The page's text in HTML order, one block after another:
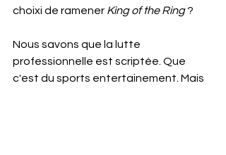
choixi de ramener King of the Ring ?
Nous savons que la lutte
professionnelle est scriptée. Que
c'est du sports entertainement. Mais